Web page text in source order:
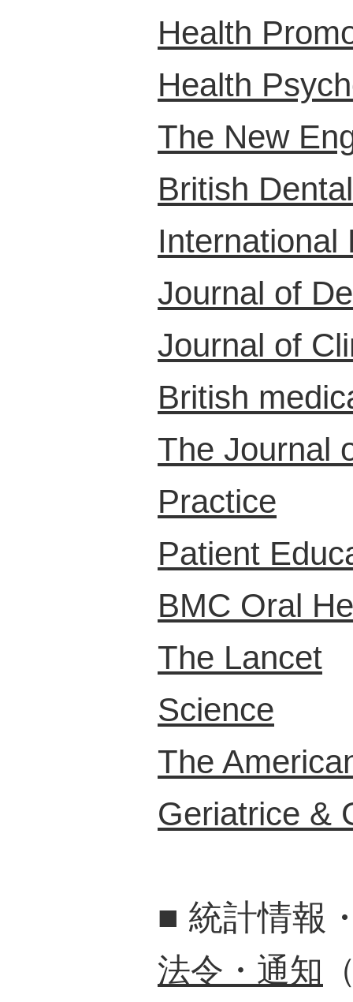
Health
Health
The New
British
International
Journal of
Journal of
British
The Journal
Practice
Patient
BMC Oral
The Lancet
Science
The
Geriatrice &
■ 統計情報
法令・通知